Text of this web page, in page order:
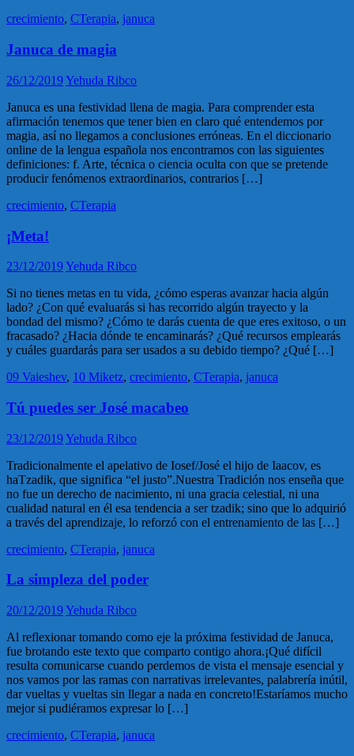
crecimiento, CTerapia, januca
Januca de magia
26/12/2019Yehuda Ribco
Januca es una festividad llena de magia. Para comprender esta
afirmación tenemos que tener bien en claro qué entendemos por
magia, así no llegamos a conclusiones erróneas. En el diccionario
online de la lengua española nos encontramos con las siguientes
definiciones: f. Arte, técnica o ciencia oculta con que se pretende
producir fenómenos extraordinarios, contrarios […]
crecimiento, CTerapia
¡Meta!
23/12/2019Yehuda Ribco
Si no tienes metas en tu vida, ¿cómo esperas avanzar hacia algún
lado? ¿Con qué evaluarás si has recorrido algún trayecto y la
bondad del mismo? ¿Cómo te darás cuenta de que eres exitoso, o un
fracasado? ¿Hacia dónde te encaminarás? ¿Qué recursos emplearás
y cuáles guardarás para ser usados a su debido tiempo? ¿Qué […]
09 Vaieshev, 10 Miketz, crecimiento, CTerapia, januca
Tú puedes ser José macabeo
23/12/2019Yehuda Ribco
Tradicionalmente el apelativo de Iosef/José el hijo de Iaacov, es
haTzadik, que significa “el justo”.Nuestra Tradición nos enseña que
no fue un derecho de nacimiento, ni una gracia celestial, ni una
cualidad natural en él esa tendencia a ser tzadik; sino que lo adquirió
a través del aprendizaje, lo reforzó con el entrenamiento de las […]
crecimiento, CTerapia, januca
La simpleza del poder
20/12/2019Yehuda Ribco
Al reflexionar tomando como eje la próxima festividad de Januca,
fue brotando este texto que comparto contigo ahora.¡Qué difícil
resulta comunicarse cuando perdemos de vista el mensaje esencial y
nos vamos por las ramas con narrativas irrelevantes, palabrería inútil,
dar vueltas y vueltas sin llegar a nada en concreto!Estaríamos mucho
mejor si pudiéramos expresar lo […]
crecimiento, CTerapia, januca